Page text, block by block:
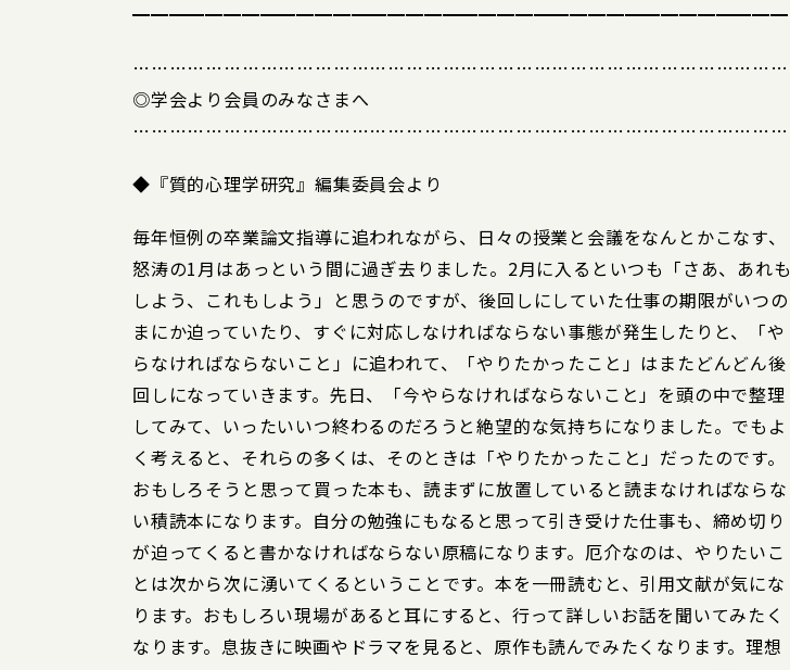
━━━━━━━━━━━━━━━━━━━━━━━━━━━━━━━━━━━━
………………………………………………………………………………………………
◎学会より会員のみなさまへ
………………………………………………………………………………………………
◆『質的心理学研究』編集委員会より
毎年恒例の卒業論文指導に追われながら、日々の授業と会議をなんとかこなす、
怒涛の1月はあっという間に過ぎ去りました。2月に入るといつも「さあ、あれも
しよう、これもしよう」と思うのですが、後回しにしていた仕事の期限がいつの
まにか迫っていたり、すぐに対応しなければならない事態が発生したりと、「や
らなければならないこと」に追われて、「やりたかったこと」はまたどんどん後
回しになっていきます。先日、「今やらなければならないこと」を頭の中で整理
してみて、いったいいつ終わるのだろうと絶望的な気持ちになりました。でもよ
く考えると、それらの多くは、そのときは「やりたかったこと」だったのです。
おもしろそうと思って買った本も、読まずに放置していると読まなければならな
い積読本になります。自分の勉強にもなると思って引き受けた仕事も、締め切り
が迫ってくると書かなければならない原稿になります。厄介なのは、やりたいこ
とは次から次に湧いてくるということです。本を一冊読むと、引用文献が気にな
ります。おもしろい現場があると耳にすると、行って詳しいお話を聞いてみたく
なります。息抜きに映画やドラマを見ると、原作も読んでみたくなります。理想